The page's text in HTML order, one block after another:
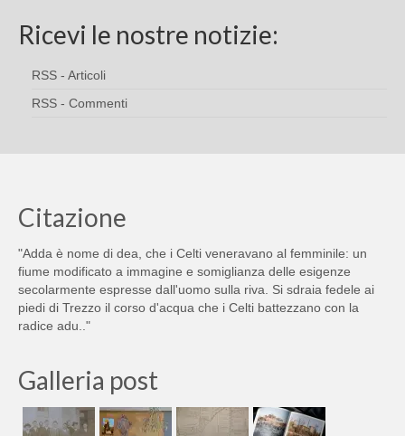
Ricevi le nostre notizie:
RSS - Articoli
RSS - Commenti
Citazione
"Adda è nome di dea, che i Celti veneravano al femminile: un
fiume modificato a immagine e somiglianza delle esigenze
secolarmente espresse dall'uomo sulla riva. Si sdraia fedele ai
piedi di Trezzo il corso d'acqua che i Celti battezzano con la
radice adu.."
Galleria post